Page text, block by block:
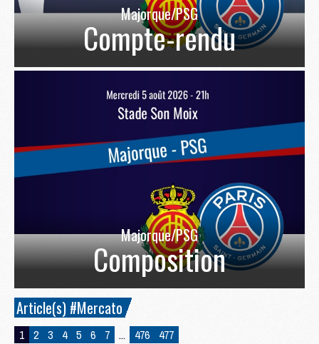
Majorque/PSG
Compte-rendu
Majorque/PSG
Composition
Article(s) #Mercato
1 2 3 4 5 6 7 ... 476 477